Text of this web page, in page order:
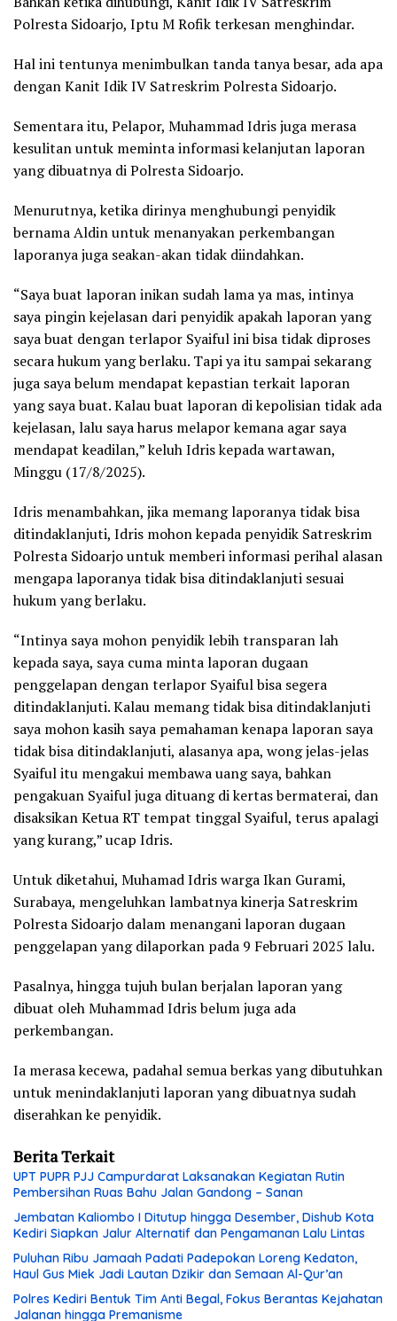
Polresta Sidoarjo, Iptu M Rofik terkesan menghindar.
Hal ini tentunya menimbulkan tanda tanya besar, ada apa
dengan Kanit Idik IV Satreskrim Polresta Sidoarjo.
Sementara itu, Pelapor, Muhammad Idris juga merasa
kesulitan untuk meminta informasi kelanjutan laporan
yang dibuatnya di Polresta Sidoarjo.
Menurutnya, ketika dirinya menghubungi penyidik
bernama Aldin untuk menanyakan perkembangan
laporanya juga seakan-akan tidak diindahkan.
“Saya buat laporan inikan sudah lama ya mas, intinya
saya pingin kejelasan dari penyidik apakah laporan yang
saya buat dengan terlapor Syaiful ini bisa tidak diproses
secara hukum yang berlaku. Tapi ya itu sampai sekarang
juga saya belum mendapat kepastian terkait laporan
yang saya buat. Kalau buat laporan di kepolisian tidak ada
kejelasan, lalu saya harus melapor kemana agar saya
mendapat keadilan,” keluh Idris kepada wartawan,
Minggu (17/8/2025).
Idris menambahkan, jika memang laporanya tidak bisa
ditindaklanjuti, Idris mohon kepada penyidik Satreskrim
Polresta Sidoarjo untuk memberi informasi perihal alasan
mengapa laporanya tidak bisa ditindaklanjuti sesuai
hukum yang berlaku.
“Intinya saya mohon penyidik lebih transparan lah
kepada saya, saya cuma minta laporan dugaan
penggelapan dengan terlapor Syaiful bisa segera
ditindaklanjuti. Kalau memang tidak bisa ditindaklanjuti
saya mohon kasih saya pemahaman kenapa laporan saya
tidak bisa ditindaklanjuti, alasanya apa, wong jelas-jelas
Syaiful itu mengakui membawa uang saya, bahkan
pengakuan Syaiful juga dituang di kertas bermaterai, dan
disaksikan Ketua RT tempat tinggal Syaiful, terus apalagi
yang kurang,” ucap Idris.
Untuk diketahui, Muhamad Idris warga Ikan Gurami,
Surabaya, mengeluhkan lambatnya kinerja Satreskrim
Polresta Sidoarjo dalam menangani laporan dugaan
penggelapan yang dilaporkan pada 9 Februari 2025 lalu.
Pasalnya, hingga tujuh bulan berjalan laporan yang
dibuat oleh Muhammad Idris belum juga ada
perkembangan.
Ia merasa kecewa, padahal semua berkas yang dibutuhkan
untuk menindaklanjuti laporan yang dibuatnya sudah
diserahkan ke penyidik.
Berita Terkait
UPT PUPR PJJ Campurdarat Laksanakan Kegiatan Rutin
Pembersihan Ruas Bahu Jalan Gandong – Sanan
Jembatan Kaliombo I Ditutup hingga Desember, Dishub Kota
Kediri Siapkan Jalur Alternatif dan Pengamanan Lalu Lintas
Puluhan Ribu Jamaah Padati Padepokan Loreng Kedaton,
Haul Gus Miek Jadi Lautan Dzikir dan Semaan Al-Qur’an
Polres Kediri Bentuk Tim Anti Begal, Fokus Berantas Kejahatan
Jalanan hingga Premanisme